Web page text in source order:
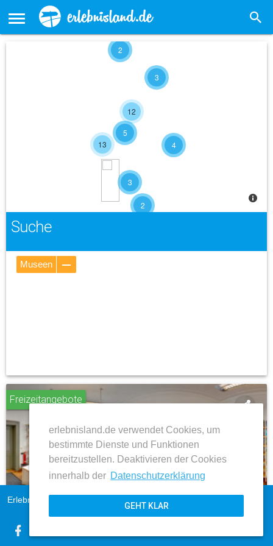
erlebnisland.de verwendet Cookies, um
bestimmte Dienste und Funktionen
bereitzustellen. Deaktivieren der Cookies
innerhalb der Datenschutzerklärung
GEHT KLAR
2
2
3
3
12
13
5
4
Suche
Museen
Stadtbibliothek
Freizeitangebote
share
Erlebnisland Sachsen-Anhalt
AGB